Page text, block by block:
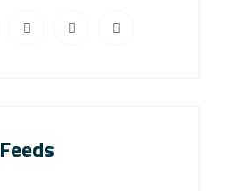
Feeds